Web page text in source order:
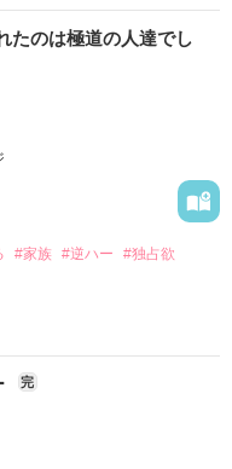
止すべく、父から受け
物のリィを吸収し、リ
禍神となってしまっ
いた父や、天神に吸収さ
と邂逅する。
天神から分離させる。
。
にも愛されていない」
神は人間へと生まれ変
む。
に、仕事先で毎日会っ
踏み出してみたい」と思
たのは極道の人達でし
#家族 #逆ハー
#独占欲
完